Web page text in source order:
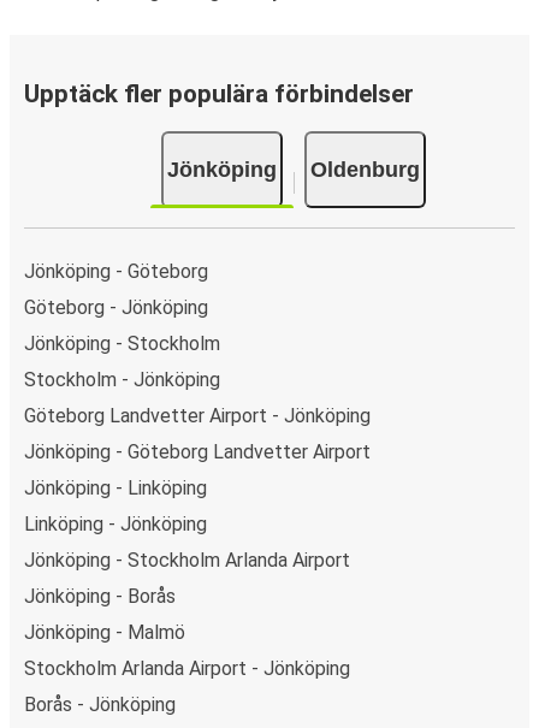
Upptäck fler populära förbindelser
Jönköping Oldenburg
Jönköping - Göteborg
Göteborg - Jönköping
Jönköping - Stockholm
Stockholm - Jönköping
Göteborg Landvetter Airport - Jönköping
Jönköping - Göteborg Landvetter Airport
Jönköping - Linköping
Linköping - Jönköping
Jönköping - Stockholm Arlanda Airport
Jönköping - Borås
Jönköping - Malmö
Stockholm Arlanda Airport - Jönköping
Borås - Jönköping